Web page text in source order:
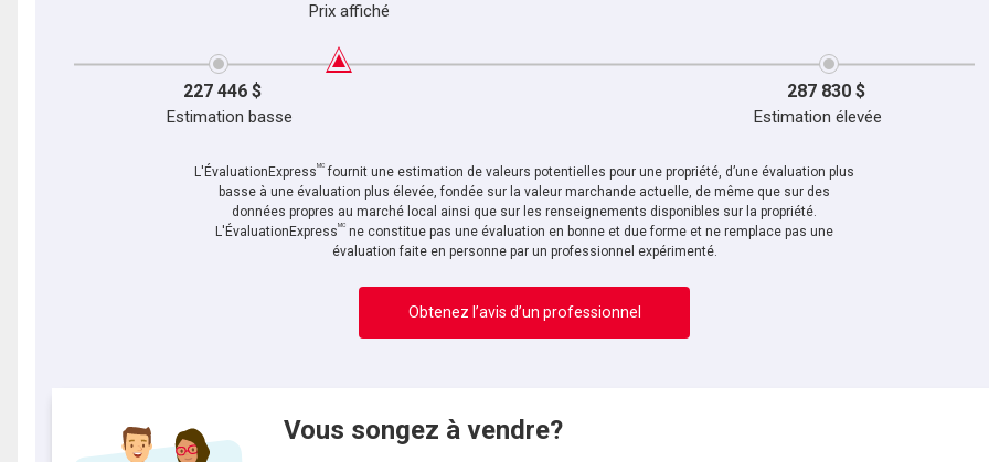
Prix affiché
227 446 $ 287 830 $
Estimation basse Estimation élevée
L'ÉvaluationExpressMC fournit une estimation de valeurs potentielles pour une propriété, d’une évaluation plus
basse à une évaluation plus élevée, fondée sur la valeur marchande actuelle, de même que sur des
données propres au marché local ainsi que sur les renseignements disponibles sur la propriété.
L'ÉvaluationExpressMC ne constitue pas une évaluation en bonne et due forme et ne remplace pas une
évaluation faite en personne par un professionnel expérimenté.
Obtenez l’avis d’un professionnel
Vous songez à vendre?